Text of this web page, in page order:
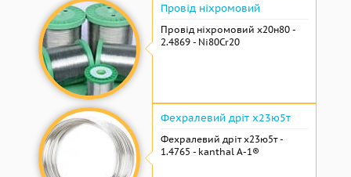
Провід ніхромовий
Провід ніхромовий х20н80 -
2.4869 - Ni80Cr20
Фехралевий дріт х23ю5т
Фехралевий дріт х23ю5т -
1.4765 - kanthal A-1®